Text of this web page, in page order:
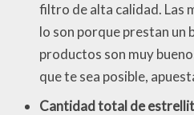
filtro de alta calidad. Las
lo son porque prestan un
productos son muy
que te sea posible,
Cantidad total de